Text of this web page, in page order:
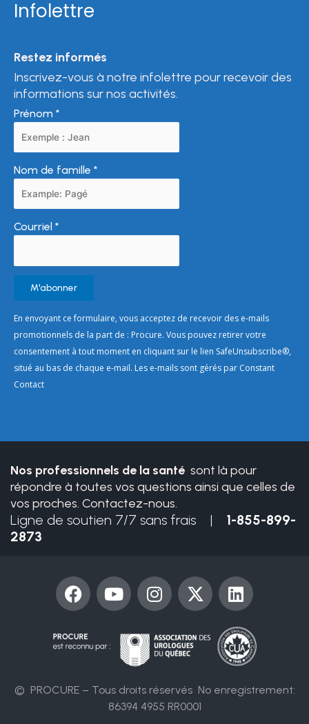
Infolettre
Restez informés
Inscrivez-vous à notre infolettre pour recevoir des
informations sur nos activités.
Prénom *
Nom de famille *
Courriel *
Constant
Contact
Use.
Please
leave
En envoyant ce formulaire, vous acceptez de recevoir des e-mails
promotionnels de la part de : Procure. Vous pouvez retirer votre
consentement à tout moment en cliquant sur le lien SafeUnsubscribe®,
situé au bas de chaque e-mail. Les e-mails sont gérés par Constant
Contact
Nos professionnels de la santé sont là pour
répondre à toutes vos questions ainsi que celles de
vos proches. Contactez-nous.
Ligne de soutien 7/7 sans frais | 1-855-899-
2873
© PROCURE – Tous droits réservés No enregistrement:
86394 4955 RR0001
F
a
e
b
o
Y
o
u
e
I
n
t
a
r
a
X
-
w
t
e
L
i
k
e
d
i